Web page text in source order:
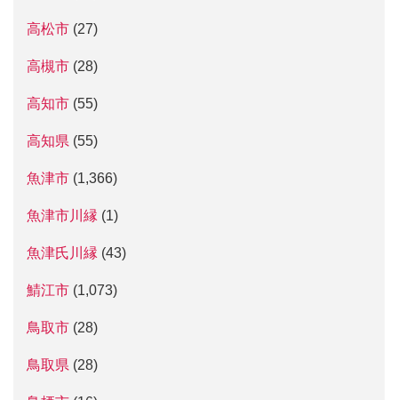
高松市 (27)
高槻市 (28)
高知市 (55)
高知県 (55)
魚津市 (1,366)
魚津市川縁 (1)
魚津氏川縁 (43)
鯖江市 (1,073)
鳥取市 (28)
鳥取県 (28)